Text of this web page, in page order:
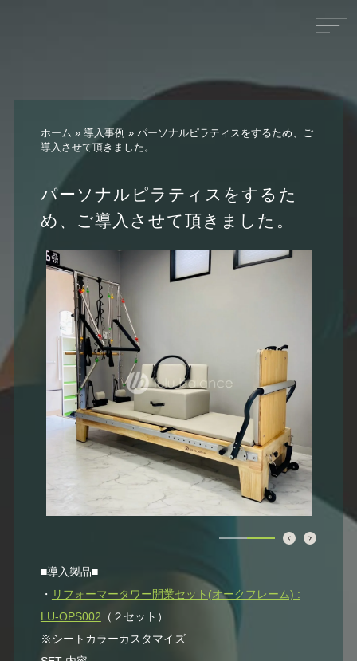
ホーム » 導入事例 » パーソナルピラティスをするため、ご
導入させて頂きました。
パーソナルピラティスをするた
め、ご導入させて頂きました。
■導入製品■
・ リフォーマータワー開業セット(オークフレーム) :
LU-OPS002 （２セット）
※シートカラーカスタマイズ